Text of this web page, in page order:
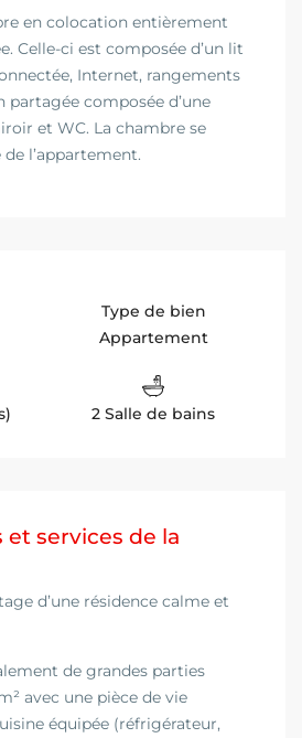
en colocation entièrement
Celle-ci est composée d’un lit
Internet, rangements
partagée composée d’une
et WC. La chambre se
l’appartement.
Type de bien
Appartement
2 Salle de bains
services de la
d’une résidence calme et
de grandes parties
avec une pièce de vie
équipée (réfrigérateur,